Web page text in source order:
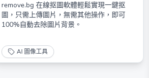
remove.bg 在線抠圖軟體輕鬆實現一鍵抠
圖，只需上傳圖片，無需其他操作，即可
100%自動去除圖片背景。
AI 圖像工具